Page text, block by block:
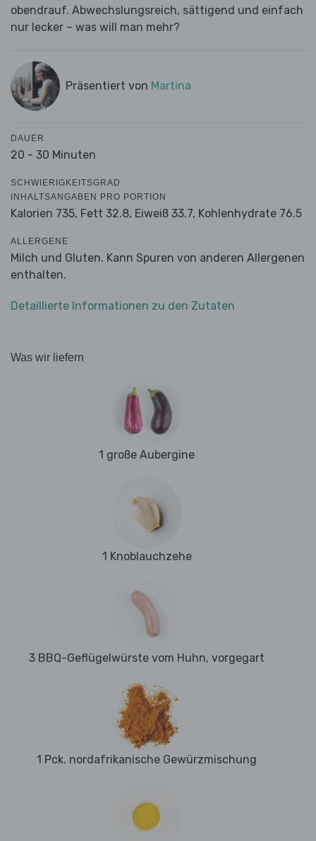
obendrauf. Abwechslungsreich, sättigend und einfach
nur lecker – was will man mehr?
Präsentiert von Martina
DAUER
20 - 30 Minuten
SCHWIERIGKEITSGRAD
INHALTSANGABEN PRO PORTION
Kalorien 735, Fett 32.8, Eiweiß 33.7, Kohlenhydrate 76.5
ALLERGENE
Milch und Gluten. Kann Spuren von anderen Allergenen
enthalten.
Detaillierte Informationen zu den Zutaten
Was wir liefern
1 große Aubergine
1 Knoblauchzehe
3 BBQ-Geflügelwürste vom Huhn, vorgegart
1 Pck. nordafrikanische Gewürzmischung